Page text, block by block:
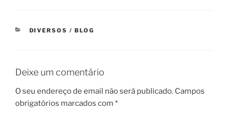
CATEGORIAS
DIVERSOS / BLOG
Deixe um comentário
O seu endereço de email não será publicado. Campos
obrigatórios marcados com *